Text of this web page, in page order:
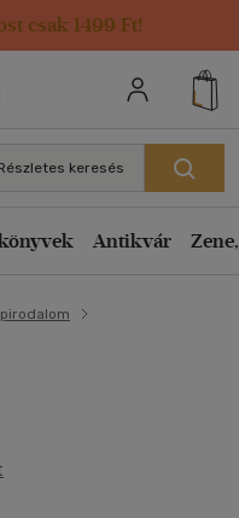
csak 1499 Ft!
keresés
Antikvár